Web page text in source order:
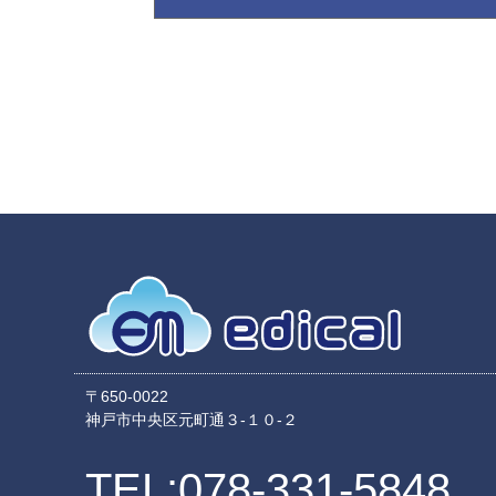
〒650-0022
神戸市中央区元町通３-１０-２